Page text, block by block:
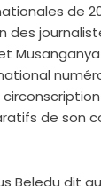
de
de son
Beledu dit